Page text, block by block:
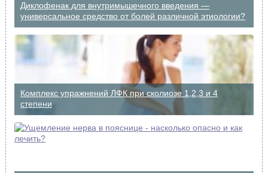
Диклофенак для внутримышечного введения —
универсальное средство от болей различной этиологии?
Комплекс упражнений ЛФК при сколиозе 1,2,3 и 4
степени